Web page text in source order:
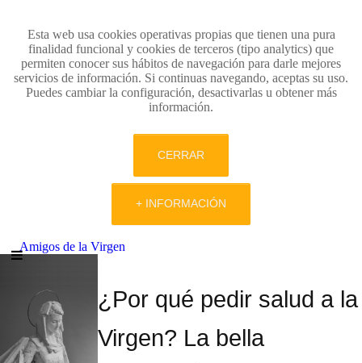
Esta web usa cookies operativas propias que tienen una pura
finalidad funcional y cookies de terceros (tipo analytics) que
permiten conocer sus hábitos de navegación para darle mejores
servicios de información. Si continuas navegando, aceptas su uso.
Puedes cambiar la configuración, desactivarlas u obtener más
información.
CERRAR
+ INFORMACIÓN
Amigos de la Virgen
¿Por qué pedir salud a la
Virgen? La bella